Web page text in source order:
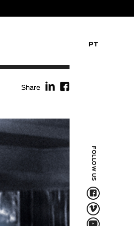
PT
FOLLOW US
F
V
Q
Share f F